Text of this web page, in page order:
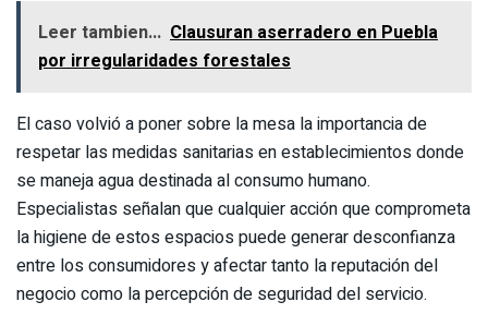
Leer tambien... Clausuran aserradero en Puebla
por irregularidades forestales
El caso volvió a poner sobre la mesa la importancia de
respetar las medidas sanitarias en establecimientos donde
se maneja agua destinada al consumo humano.
Especialistas señalan que cualquier acción que comprometa
la higiene de estos espacios puede generar desconfianza
entre los consumidores y afectar tanto la reputación del
negocio como la percepción de seguridad del servicio.